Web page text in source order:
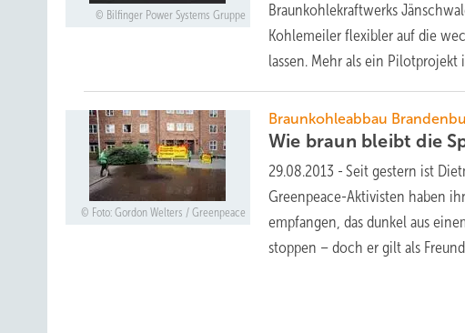
Bilfinger Power Systems Gruppe
Braunkohlekraftwerks
Kohlemeiler flexibler auf die
lassen. Mehr als ein Pilotprojekt
Foto: Gordon Welters / Greenpeace
Braunkohleabbau
Wie braun bleibt die
29.08.2013 - Seit gestern ist
Greenpeace-Aktivisten haben
empfangen, das dunkel aus
stoppen – doch er gilt als